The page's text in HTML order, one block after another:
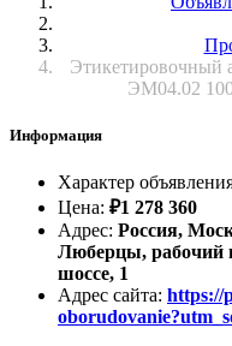
Этикетировочный
ЭМ04.02
Информация
Характер
Цена: ₽1 278 360
Адрес: Россия,
Люберцы, рабочий
шоссе, 1
Адрес сайта: https://